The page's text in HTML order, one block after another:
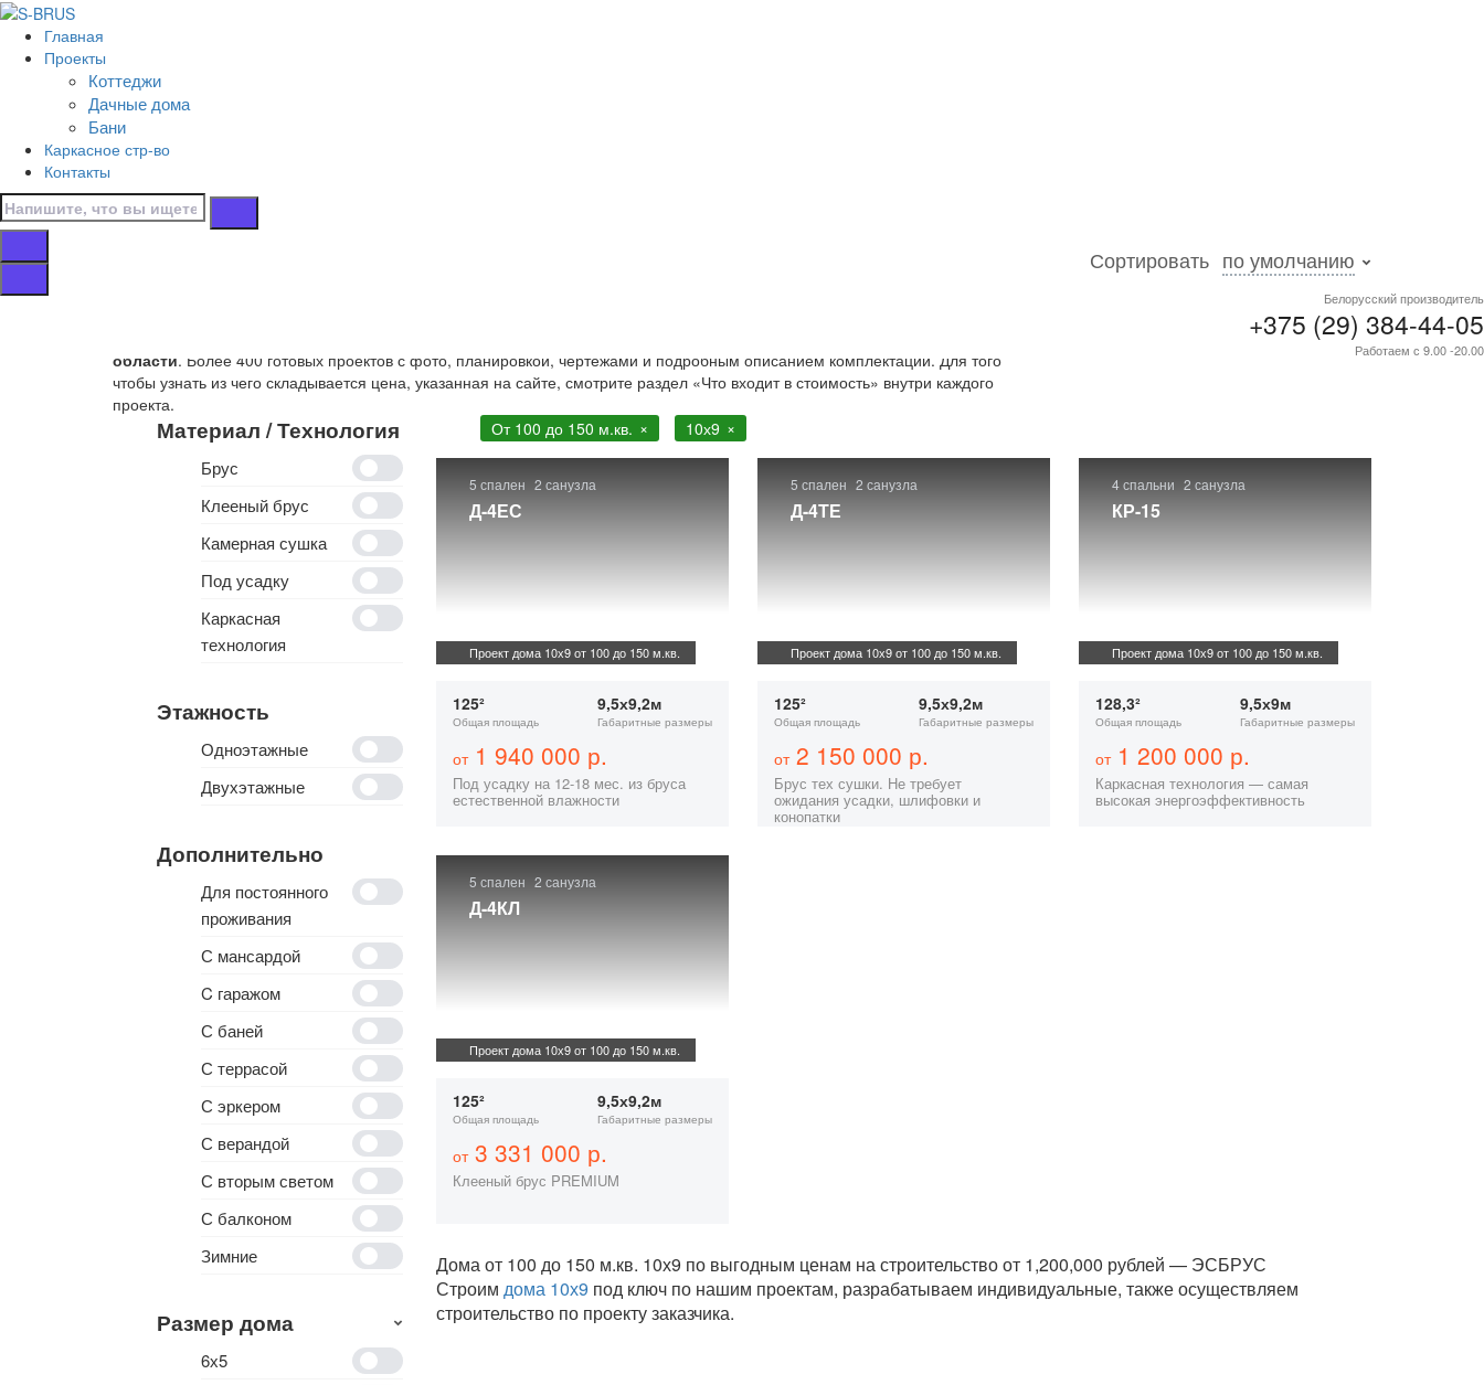
Перейти к контенту
Главная
Проекты
Коттеджи
Дачные дома
Бани
Каркасное стр-во
Контакты
Белорусский производитель
+375 (29) 384-44-05
Работаем с 9.00 -20.00
Коттеджи
/
10х9
/
Сортировать по умолчанию
области. Более 400 готовых проектов с фото, планировкой, чертежами и подробным описанием комплектации. Для того
чтобы узнать из чего складывается цена, указанная на сайте, смотрите раздел «Что входит в стоимость» внутри каждого
проекта.
Материал / Технология
Брус
Клееный брус
Камерная сушка
Под усадку
Каркасная
технология
Этажность
Одноэтажные
Двухэтажные
Дополнительно
Для постоянного
проживания
С мансардой
C гаражом
С баней
С террасой
С эркером
С верандой
С вторым светом
С балконом
Зимние
Размер дома
6х5
От 100 до 150 м.кв. 10х9
5 спален 2 санузла
Д-4ЕС
Проект дома 10х9 от 100 до 150 м.кв.
125²
Общая площадь
9,5х9,2м
Габаритные размеры
от1 940 000 р.
Под усадку на 12-18 мес. из бруса
естественной влажности
5 спален 2 санузла
Д-4ТЕ
Проект дома 10х9 от 100 до 150 м.кв.
125²
Общая площадь
9,5х9,2м
Габаритные размеры
от2 150 000 р.
Брус тех сушки. Не требует
ожидания усадки, шлифовки и
конопатки
4 спальни 2 санузла
КР-15
Проект дома 10х9 от 100 до 150 м.кв.
128,3²
Общая площадь
9,5х9м
Габаритные размеры
от1 200 000 р.
Каркасная технология — самая
высокая энергоэффективность
5 спален 2 санузла
Д-4КЛ
Проект дома 10х9 от 100 до 150 м.кв.
125²
Общая площадь
9,5х9,2м
Габаритные размеры
от3 331 000 р.
Клееный брус PREMIUM
Дома от 100 до 150 м.кв. 10х9 по выгодным ценам на строительство от 1,200,000 рублей — ЭСБРУС
Строим дома 10х9 под ключ по нашим проектам, разрабатываем индивидуальные, также осуществляем
строительство по проекту заказчика.